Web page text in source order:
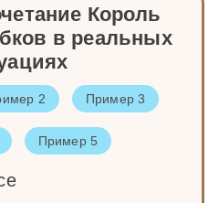
Король
в реальных
2 Пример 3
Пример 5